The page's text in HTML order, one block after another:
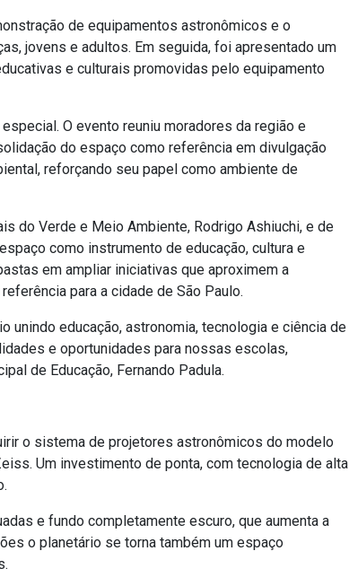
de equipamentos astronômicos e o
jovens e adultos. Em seguida, foi apresentado um
e culturais promovidas pelo equipamento
O evento reuniu moradores da região e
do espaço como referência em divulgação
reforçando seu papel como ambiente de
do Verde e Meio Ambiente, Rodrigo Ashiuchi, e de
como instrumento de educação, cultura e
em ampliar iniciativas que aproximem a
para a cidade de São Paulo.
unindo educação, astronomia, tecnologia e ciência de
e oportunidades para nossas escolas,
de Educação, Fernando Padula.
o sistema de projetores astronômicos do modelo
Um investimento de ponta, com tecnologia de alta
e fundo completamente escuro, que aumenta a
o planetário se torna também um espaço